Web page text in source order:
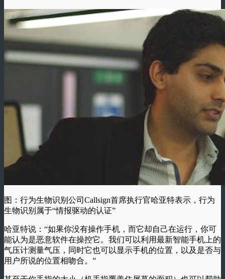
图：行为生物识别公司Callsign首席执行官哈亚特表示，行为
生物识别属于“情报驱动的认证”
哈亚特说：“如果你没有操作手机，而它却自己在运行，你可
能认为是恶意软件在操控它。我们可以利用最新智能手机上的
气压计测量气压，同时它也可以显示手机的位置，以及是否与
用户所说的位置相吻合。”